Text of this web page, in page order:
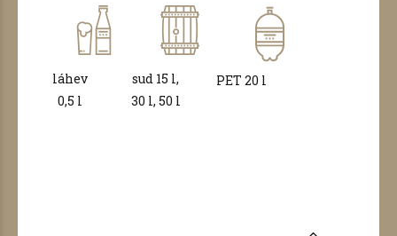
láhev
0,5 l
sud 15 l,
30 l, 50 l
PET 20 l